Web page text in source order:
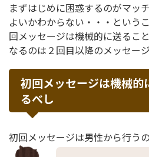
まずはじめに困惑するのがマッ
よいかわからない・・・という
回メッセージは機械的に送るこ
なるのは２回目以降のメッセージ
初回メッセージは機械的
るべし
初回メッセージは男性から行うの